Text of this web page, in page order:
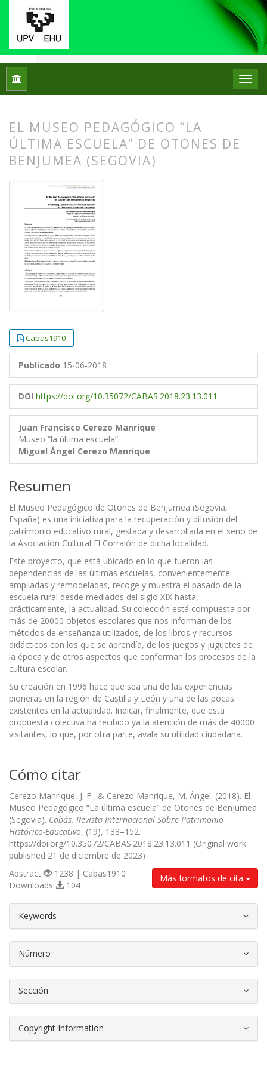
Inicio Centros de Patrimonio
EL MUSEO PEDAGÓGICO “LA
ÚLTIMA ESCUELA” DE OTONES DE
BENJUMEA (SEGOVIA)
Cabas1910
Publicado 15-06-2018
DOI https://doi.org/10.35072/CABAS.2018.23.13.011
Juan Francisco Cerezo Manrique
Museo “la última escuela”
Miguel Ángel Cerezo Manrique
Resumen
El Museo Pedagógico de Otones de Benjumea (Segovia,
España) es una iniciativa para la recuperación y difusión del
patrimonio educativo rural, gestada y desarrollada en el seno de
la Asociación Cultural El Corralón de dicha localidad.
Este proyecto, que está ubicado en lo que fueron las
dependencias de las últimas escuelas, convenientemente
ampliadas y remodeladas, recoge y muestra el pasado de la
escuela rural desde mediados del siglo XIX hasta,
prácticamente, la actualidad. Su colección está compuesta por
más de 20000 objetos escolares que nos informan de los
métodos de enseñanza utilizados, de los libros y recursos
didácticos con los que se aprendía, de los juegos y juguetes de
la época y de otros aspectos que conforman los procesos de la
cultura escolar.
Su creación en 1996 hace que sea una de las experiencias
pioneras en la región de Castilla y León y una de las pocas
existentes en la actualidad. Indicar, finalmente, que esta
propuesta colectiva ha recibido ya la atención de más de 40000
visitantes, lo que, por otra parte, avala su utilidad ciudadana.
Cómo citar
Cerezo Manrique, J. F., & Cerezo Manrique, M. Ángel. (2018). El
Museo Pedagógico “La última escuela” de Otones de Benjumea
(Segovia). Cabás. Revista Internacional Sobre Patrimonio
Histórico-Educativo, (19), 138–152.
https://doi.org/10.35072/CABAS.2018.23.13.011 (Original work
published 21 de diciembre de 2023)
Más formatos de cita
Abstract
1238 | Cabas1910
Downloads
104
Keywords
Número
Sección
Copyright Information